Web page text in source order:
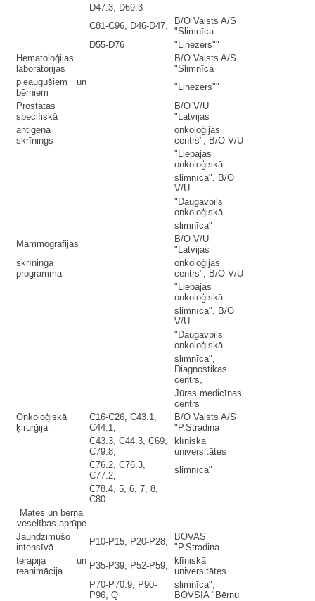
D47.3, D69.3
C81-C96, D46-D47,
B/O Valsts A/S
"Slimnīca
D55-D76
"Linezers""
Hematoloģijas
laboratorijas
B/O Valsts A/S
"Slimnīca
pieaugušiem un
bērniem
"Linezers""
Prostatas
specifiskā
B/O V/U
"Latvijas
antigēna
skrīnings
onkoloģijas
centrs", B/O V/U
"Liepājas
onkoloģiskā
slimnīca", B/O
V/U
"Daugavpils
onkoloģiskā
slimnīca"
Mammogrāfijas
B/O V/U
"Latvijas
skrīninga
programma
onkoloģijas
centrs", B/O V/U
"Liepājas
onkoloģiskā
slimnīca", B/O
V/U
"Daugavpils
onkoloģiskā
slimnīca",
Diagnostikas
centrs,
Jūras medicīnas
centrs
Onkoloģiskā
ķirurģija
C16-C26, C43.1,
C44.1,
B/O Valsts A/S
"P.Stradiņa
C43.3, C44.3, C69,
C79.8,
klīniskā
universitātes
C76.2, C76.3,
C77.2,
slimnīca"
C78.4, 5, 6, 7, 8,
C80
Mātes un bērna
veselības aprūpe
Jaundzimušo
intensīvā
P10-P15, P20-P28,
BOVAS
"P.Stradiņa
terapija un
reanimācija
P35-P39, P52-P59,
klīniskā
universitātes
P70-P70.9, P90-
P96, Q
slimnīca",
BOVSIA "Bērnu